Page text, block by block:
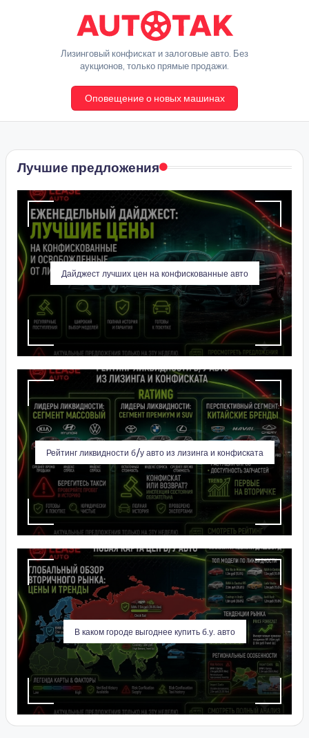
содержимому
A
t
o
T
a
k
Лизинговый конфискат и залоговые авто. Без
аукционов, только прямые продажи.
Оповещение о новых машинах
Лучшие предложения
Дайджест лучших цен на конфискованные авто
Рейтинг ликвидности б/у авто из лизинга и конфиската
В каком городе выгоднее купить б.у. авто